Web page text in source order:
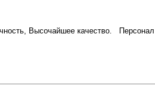
Высочайшее качество. Персонал